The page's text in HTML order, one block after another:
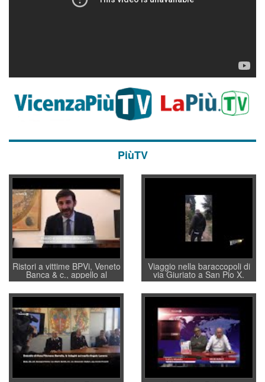
PiùTV
Ristori a vittime BPVi, Veneto
Banca & c., appello al
sottosegretario Alessio
Villarosa: per mettere ordine
convochi con Di Maio CNCU
a supporto della cabina di
regia al Mef
Viaggio nella baraccopoli di
via Giuriato a San Pio X.
Vicenza ai Vicentini: “faremo
un regalo di Natale ai
residenti”